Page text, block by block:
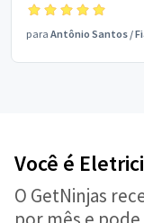
para Antônio Santos /
Você é
O GetNinjas